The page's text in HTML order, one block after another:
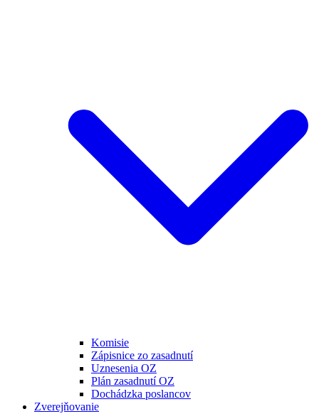
Komisie
Zápisnice zo zasadnutí
Uznesenia OZ
Plán zasadnutí OZ
Dochádzka poslancov
Zverejňovanie